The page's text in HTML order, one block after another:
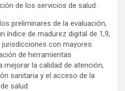
de los servicios de salud.
preliminares de la evaluación,
índice de madurez digital de 1,9,
con mayores
de herramientas
la calidad de atención,
sanitaria y el acceso de la
salud.